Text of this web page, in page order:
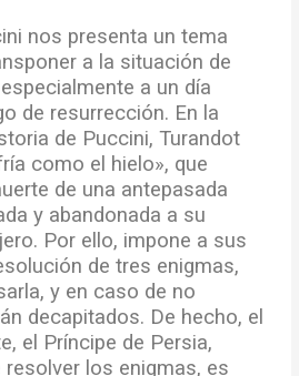
nos presenta un tema
a la situación de
a un día
de resurrección. En la
de Puccini, Turandot
como el hielo», que
de una antepasada
y abandonada a su
Por ello, impone a sus
de tres enigmas,
y en caso de no
decapitados. De hecho, el
el Príncipe de Persia,
los enigmas, es